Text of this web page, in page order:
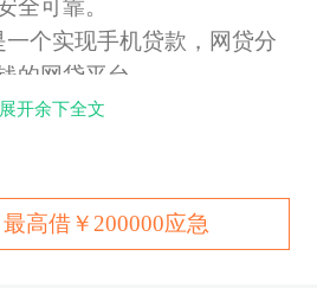
全可靠。
个实现手机贷款，网贷分
的网贷平台。
间
展开余下全文
高借￥200000应急